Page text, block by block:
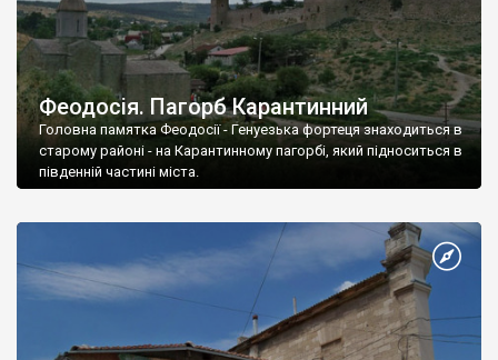
Феодосія. Пагорб Карантинний
Головна памятка Феодосії - Генуезька фортеця знаходиться в
старому районі - на Карантинному пагорбі, який підноситься в
південній частині міста.